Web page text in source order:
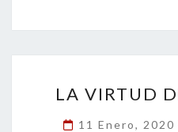
o
o
k
er dI
n
l
LA VIRTUD
11 Enero, 2020